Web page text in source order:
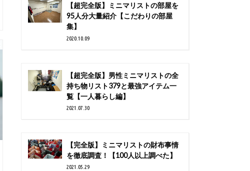
【超完全版】ミニマリストの部屋を
95人分大量紹介【こだわりの部屋
集】
2020.10.09
【超完全版】男性ミニマリストの全
持ち物リスト379と最強アイテム一
覧【一人暮らし編】
2021.07.30
【完全版】ミニマリストの財布事情
を徹底調査！【100人以上調べた】
2021.05.29